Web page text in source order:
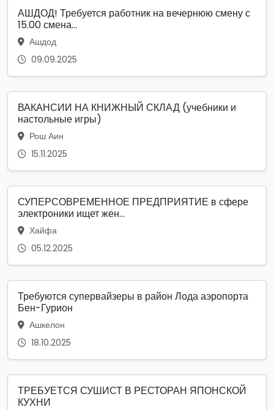
АШДОД! Требуется работник на вечернюю смену с
15.00 смена...
Ашдод
09.09.2025
ВАКАНСИИ НА КНИЖНЫЙ СКЛАД (учебники и
настольные игры)
Рош Аин
15.11.2025
СУПЕРСОВРЕМЕННОЕ ПРЕДПРИЯТИЕ в сфере
электроники ищет жен...
Хайфа
05.12.2025
Требуются супервайзеры в район Лода аэропорта
Бен-Гурион
Ашкелон
18.10.2025
ТРЕБУЕТСЯ СУШИСТ В РЕСТОРАН ЯПОНСКОЙ
КУХНИ